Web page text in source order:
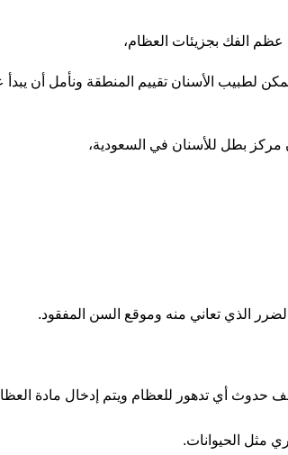
الفك بجزيئات العظام،
الأسنان تقييم المنطقة ونأمل أن يبدأ
بطل للأسنان في السعودية،
الذي تعاني منه وموقع السن المفقود.
حدوث أي تدهور للعظام ويتم إدخال مادة